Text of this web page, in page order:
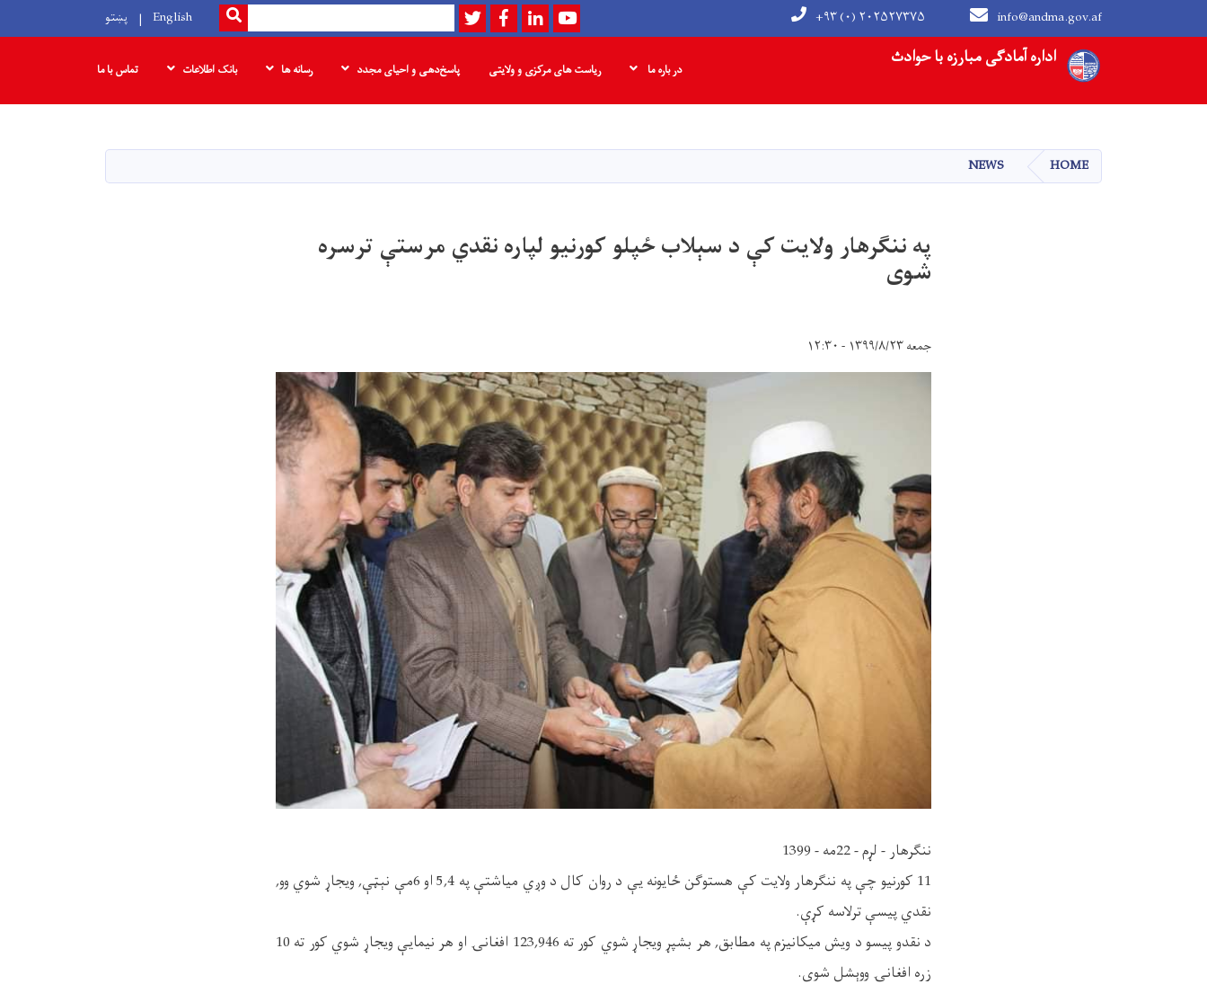
content
اداره آمادگی مبارزه با حوادث
info@andma.gov.af +۹۳ (۰) ۲۰۲۵۲۷۳۷۵ Youtube
LinkedIn
Facebook
Twitter
Search
SEARCH
English پښتو
Main navigation
در باره ما ریاست های مرکزی و ولایتی پاسخ‌دهی و احیای مجدد رسانه ها بانک‌ اطلاعات تماس با ما
HOME
NEWS
په ننګرهار ولایت کې د سېلاب ځپلو کورنیو لپاره نقدي مرستې ترسره
شوی
جمعه ۱۳۹۹/۸/۲۳ - ۱۲:۳۰
ننګرهار - لړم - 22مه - 1399
11 کورنیو چې په ننګرهار ولایت کې هستوګن ځایونه یې د روان کال د وږي میاشتې په 5,4 او 6مې نېټې, ویجاړ شوي وو,
نقدي پیسې ترلاسه کړې.
د نقدو پیسو د ويش میکانیزم په مطابق, هر بشپړ ویجاړ شوي کور ته 123,946 افغانۍ او هر نیمایې ویجاړ شوي کور ته 10
زره افغانۍ ووېشل شوی.